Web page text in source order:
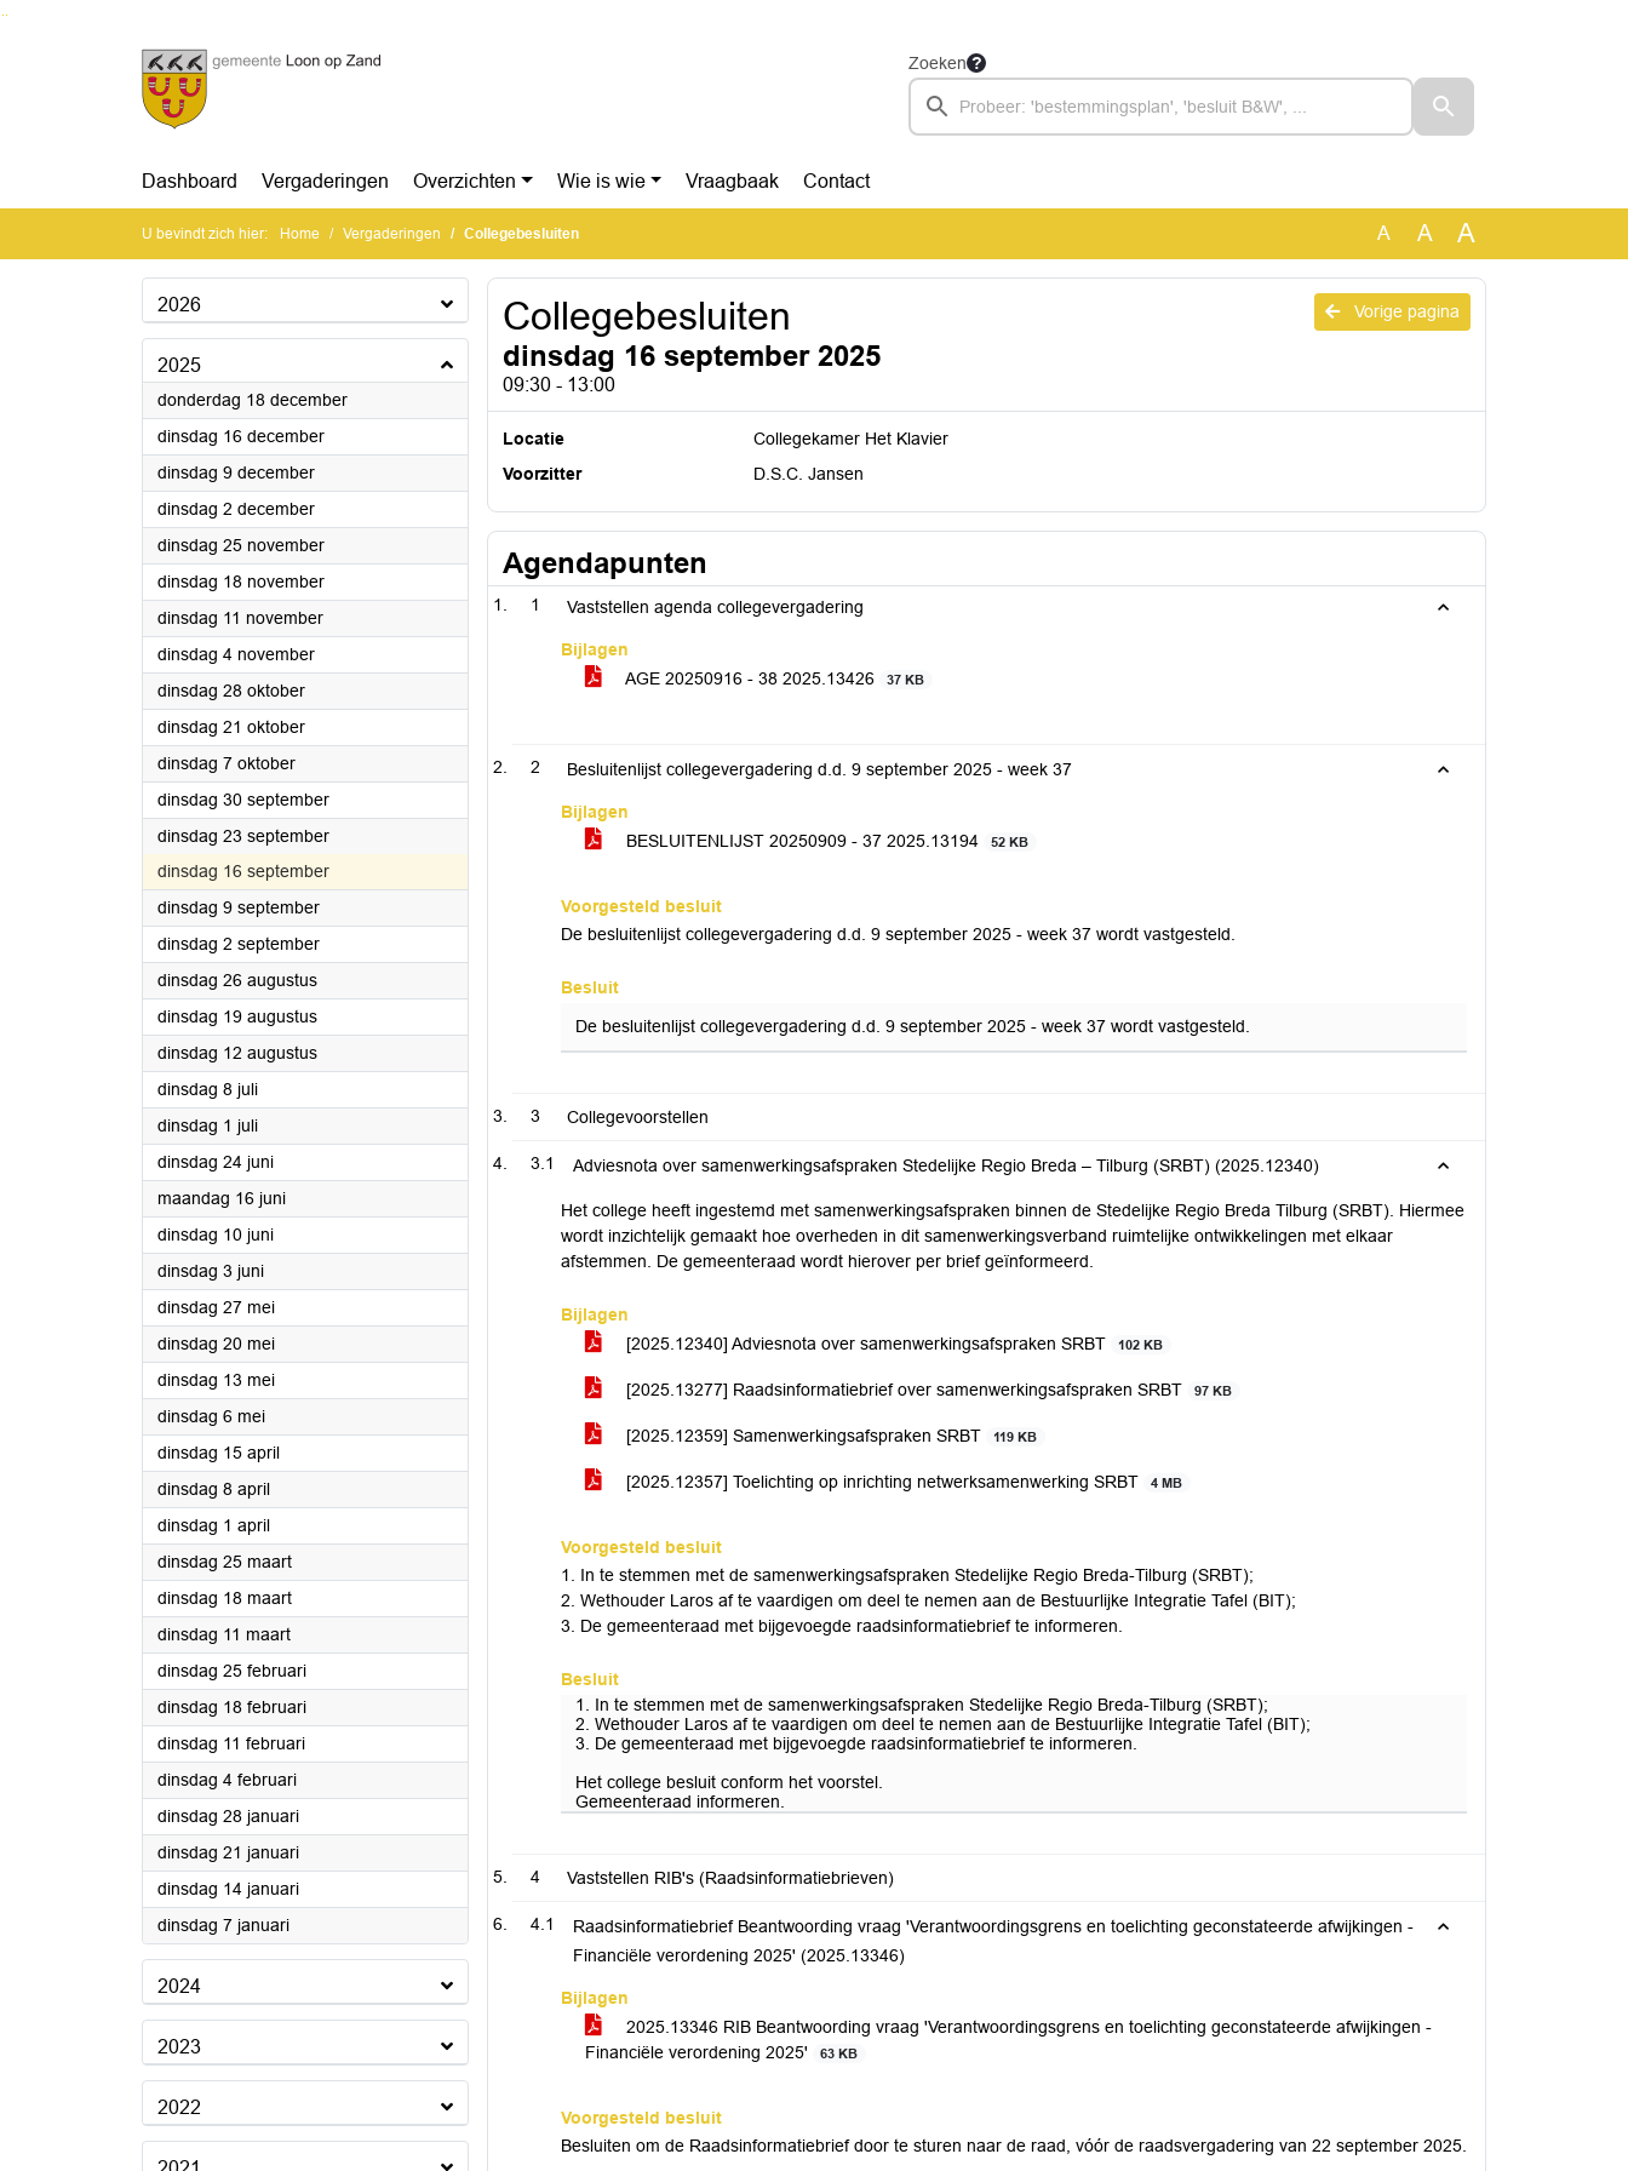
Zoeken
Dashboard Vergaderingen Overzichten Wie is wie Vraagbaak Contact
U bevindt zich hier: Home Vergaderingen Collegebesluiten A A A
2026
2025
donderdag 18 december2025
dinsdag 16 december2025
dinsdag 9 december2025
dinsdag 2 december2025
dinsdag 25 november2025
dinsdag 18 november2025
dinsdag 11 november2025
dinsdag 4 november2025
dinsdag 28 oktober2025
dinsdag 21 oktober2025
dinsdag 7 oktober2025
dinsdag 30 september2025
dinsdag 23 september2025
dinsdag 16 september2025
dinsdag 9 september2025
dinsdag 2 september2025
dinsdag 26 augustus2025
dinsdag 19 augustus2025
dinsdag 12 augustus2025
dinsdag 8 juli2025
dinsdag 1 juli2025
dinsdag 24 juni2025
maandag 16 juni2025
dinsdag 10 juni2025
dinsdag 3 juni2025
dinsdag 27 mei2025
dinsdag 20 mei2025
dinsdag 13 mei2025
dinsdag 6 mei2025
dinsdag 15 april2025
dinsdag 8 april2025
dinsdag 1 april2025
dinsdag 25 maart2025
dinsdag 18 maart2025
dinsdag 11 maart2025
dinsdag 25 februari2025
dinsdag 18 februari2025
dinsdag 11 februari2025
dinsdag 4 februari2025
dinsdag 28 januari2025
dinsdag 21 januari2025
dinsdag 14 januari2025
dinsdag 7 januari2025
2024
2023
2022
Vorige pagina
Collegebesluiten
dinsdag 16 september 2025
09:30 - 13:00
Locatie
Collegekamer Het Klavier
Voorzitter
D.S.C. Jansen
Agendapunten
1 Vaststellen agenda collegevergadering
Bijlagen
AGE 20250916 - 38 2025.13426
37 KB
2 Besluitenlijst collegevergadering d.d. 9 september 2025 - week 37
Bijlagen
BESLUITENLIJST 20250909 - 37 2025.13194
52 KB
Voorgesteld besluit
De besluitenlijst collegevergadering d.d. 9 september 2025 - week 37 wordt vastgesteld.
Besluit
De besluitenlijst collegevergadering d.d. 9 september 2025 - week 37 wordt vastgesteld.
3 Collegevoorstellen
3.1 Adviesnota over samenwerkingsafspraken Stedelijke Regio Breda – Tilburg (SRBT) (2025.12340)
Het college heeft ingestemd met samenwerkingsafspraken binnen de Stedelijke Regio Breda Tilburg (SRBT). Hiermee
wordt inzichtelijk gemaakt hoe overheden in dit samenwerkingsverband ruimtelijke ontwikkelingen met elkaar
afstemmen. De gemeenteraad wordt hierover per brief geïnformeerd.
Bijlagen
[2025.12340] Adviesnota over samenwerkingsafspraken SRBT
102 KB
[2025.13277] Raadsinformatiebrief over samenwerkingsafspraken SRBT 97 KB
[2025.12359] Samenwerkingsafspraken SRBT 119 KB
[2025.12357] Toelichting op inrichting netwerksamenwerking SRBT 4 MB
Voorgesteld besluit
1. In te stemmen met de samenwerkingsafspraken Stedelijke Regio Breda-Tilburg (SRBT);
2. Wethouder Laros af te vaardigen om deel te nemen aan de Bestuurlijke Integratie Tafel (BIT);
3. De gemeenteraad met bijgevoegde raadsinformatiebrief te informeren.
Besluit
1. In te stemmen met de samenwerkingsafspraken Stedelijke Regio Breda-Tilburg (SRBT);
2. Wethouder Laros af te vaardigen om deel te nemen aan de Bestuurlijke Integratie Tafel (BIT);
3. De gemeenteraad met bijgevoegde raadsinformatiebrief te informeren.
Het college besluit conform het voorstel.
Gemeenteraad informeren.
4 Vaststellen RIB's (Raadsinformatiebrieven)
4.1
Raadsinformatiebrief Beantwoording vraag 'Verantwoordingsgrens en toelichting geconstateerde afwijkingen -
Financiële verordening 2025' (2025.13346)
Bijlagen
2025.13346 RIB Beantwoording vraag 'Verantwoordingsgrens en toelichting geconstateerde afwijkingen -
Financiële verordening 2025'
63 KB
Voorgesteld besluit
Besluiten om de Raadsinformatiebrief door te sturen naar de raad, vóór de raadsvergadering van 22 september 2025.